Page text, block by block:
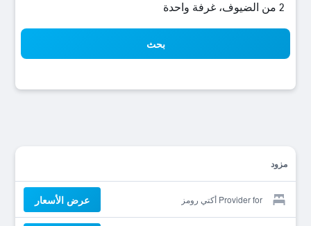
2 من الضيوف، غرفة واحدة
بحث
مزود
Provider for أكتي رومز عرض الأسعار